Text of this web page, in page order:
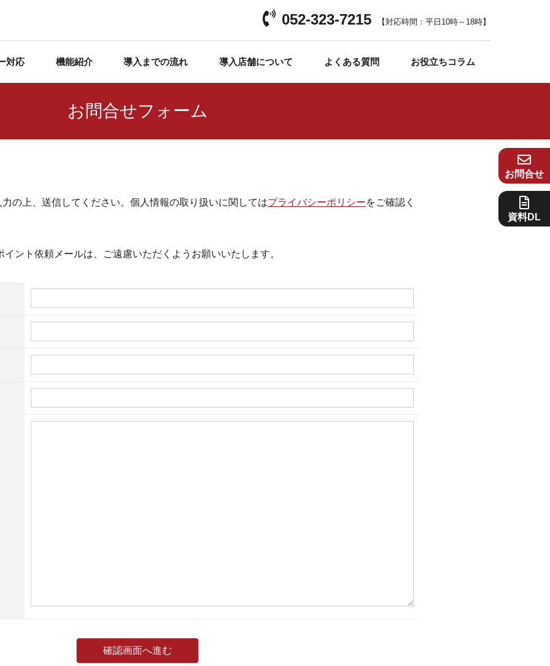
052-323-7215 【対応時間：平日10時～18時】
対応 機能紹介 導入までの流れ 導入店舗について よくある質問 お役立ちコラム
お問合せフォーム
の上、送信してください。個人情報の取り扱いに関してはプライバシーポリシーをご確認く
ント依頼メールは、ご遠慮いただくようお願いいたします。
お問合せ
資料DL